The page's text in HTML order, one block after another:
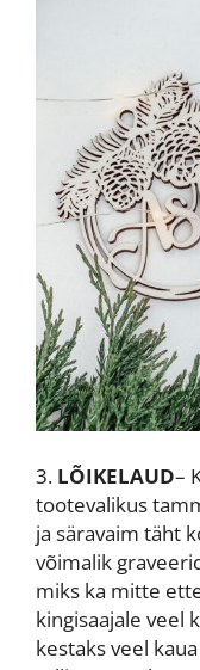
3. LÕIKELAUD–
tootevalikus
ja säravaim täht
võimalik
miks ka mitte
kingisaajale veel
kestaks veel